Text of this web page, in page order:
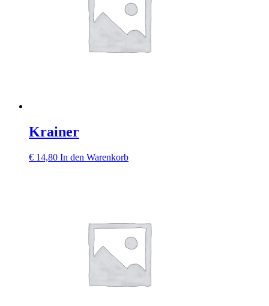
Krainer
€ 14,80 In den Warenkorb